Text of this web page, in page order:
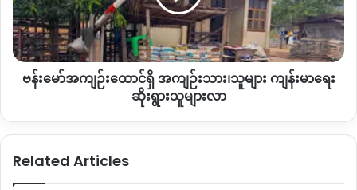
အထက်နမ့်ထွမ်ရေအားလျှပ်စစ် စက်ရုံဟာ ၂၀၁၈ ခုနှစ်NLDအစိုးရ
လက်ထက်မှာ အကောင် အထည်ဖော်ဆောင်ရွက်ပေးခဲ့တာဖြစ်
ပြီး လက်ရှိကျေးရွာပေါင်း ၅၀ ကျော် ကို လျှပ်စစ်မီးဖြန့်ဖြူးပေးနေ
တာဖြစ်ပါတယ်။
သူများ
ကျန်းမာရေး
ဆိုးရွား
သူများ
လာဗန်းမော်အကျဉ်းထောင်ရှိ အကျဉ်းသား၊သူများ ကျန်းမာရေး
ဆိုးရွားသူများလာ
Related Articles